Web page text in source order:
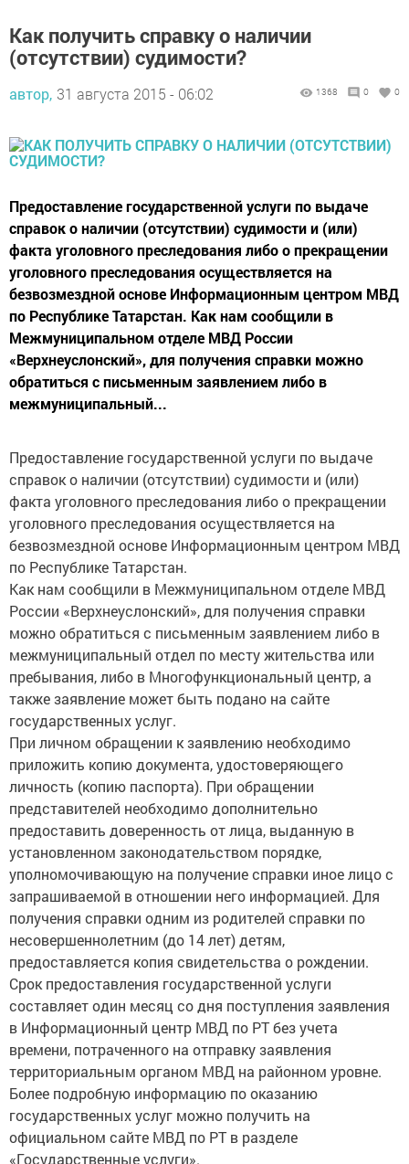
Как получить справку о наличии
(отсутствии) судимости?
автор, 31 августа 2015 - 06:02 1368 0 0
Предоставление государственной услуги по выдаче
справок о наличии (отсутствии) судимости и (или)
факта уголовного преследования либо о прекращении
уголовного преследования осуществляется на
безвозмездной основе Информационным центром МВД
по Республике Татарстан. Как нам сообщили в
Межмуниципальном отделе МВД России
«Верхнеуслонский», для получения справки можно
обратиться с письменным заявлением либо в
межмуниципальный...
Предоставление государственной услуги по выдаче
справок о наличии (отсутствии) судимости и (или)
факта уголовного преследования либо о прекращении
уголовного преследования осуществляется на
безвозмездной основе Информационным центром МВД
по Республике Татарстан.
Как нам сообщили в Межмуниципальном отделе МВД
России «Верхнеуслонский», для получения справки
можно обратиться с письменным заявлением либо в
межмуниципальный отдел по месту жительства или
пребывания, либо в Многофункциональный центр, а
также заявление может быть подано на сайте
государственных услуг.
При личном обращении к заявлению необходимо
приложить копию документа, удостоверяющего
личность (копию паспорта). При обращении
представителей необходимо дополнительно
предоставить доверенность от лица, выданную в
установленном законодательством порядке,
уполномочивающую на получение справки иное лицо с
запрашиваемой в отношении него информацией. Для
получения справки одним из родителей справки по
несовершеннолетним (до 14 лет) детям,
предоставляется копия свидетельства о рождении.
Срок предоставления государственной услуги
составляет один месяц со дня поступления заявления
в Информационный центр МВД по РТ без учета
времени, потраченного на отправку заявления
территориальным органом МВД на районном уровне.
Более подробную информацию по оказанию
государственных услуг можно получить на
официальном сайте МВД по РТ в разделе
«Государственные услуги».